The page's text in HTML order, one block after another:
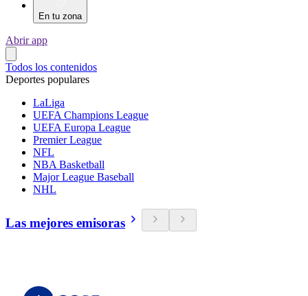
En tu zona
Abrir app
Todos los contenidos
Deportes populares
LaLiga
UEFA Champions League
UEFA Europa League
Premier League
NFL
NBA Basketball
Major League Baseball
NHL
Las mejores emisoras